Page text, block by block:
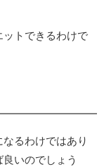
トできるわけで
るわけではあり
いのでしょう